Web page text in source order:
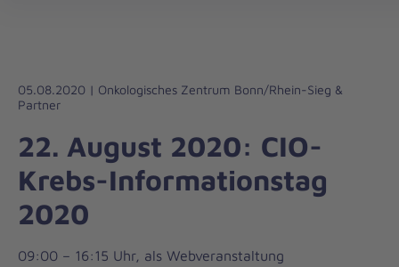
Liebe
05.08.2020 | Onkologisches Zentrum Bonn/Rhein-Sieg &
Partner
22. August 2020: CIO-
Krebs-Informationstag
2020
09:00 – 16:15 Uhr, als Webveranstaltung